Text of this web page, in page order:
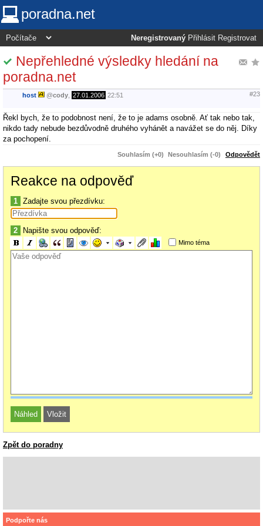
poradna.net
Neregistrovaný Přihlásit Registrovat
Nepřehledné výsledky hledání na
poradna.net
host @cody 27.01.2006 22:51 #23
Řekl bych, že to podobnost není, že to je adams osobně. Ať tak nebo tak,
nikdo tady nebude bezdůvodně druhého vyhánět a navážet se do něj. Díky
za pochopení.
Souhlasím (+0) Nesouhlasím (-0) Odpovědět
Reakce na odpověď
1 Zadajte svou přezdívku:
2 Napište svou odpověď:
Mimo téma
Zpět do poradny
Podpořte nás